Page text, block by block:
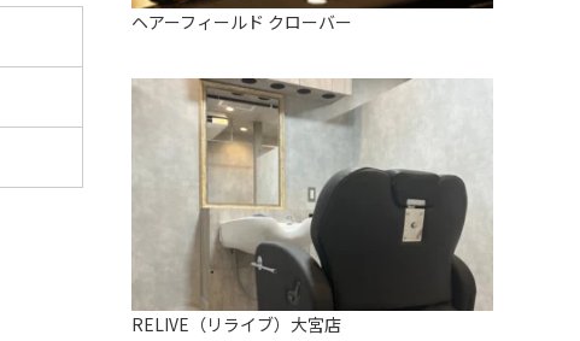
ヘアーフィールド クローバー
RELIVE（リライブ）大宮店